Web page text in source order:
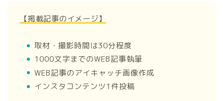
【掲載記事のイメージ】
取材・撮影時間は30分程度
1000文字までのWEB記事執筆
WEB記事のアイキャッチ画像作成
インスタコンテンツ1件投稿